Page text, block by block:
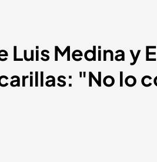
Medina y
"No lo